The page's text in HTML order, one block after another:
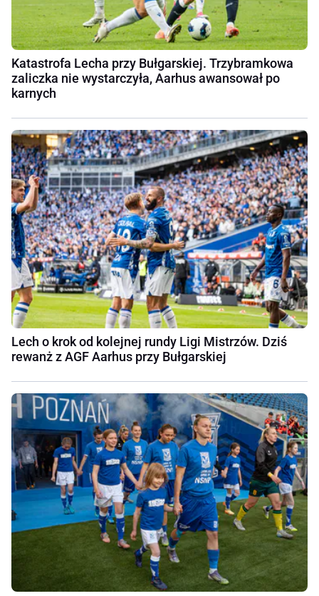
Katastrofa Lecha przy Bułgarskiej. Trzybramkowa
zaliczka nie wystarczyła, Aarhus awansował po
karnych
Lech o krok od kolejnej rundy Ligi Mistrzów. Dziś
rewanż z AGF Aarhus przy Bułgarskiej